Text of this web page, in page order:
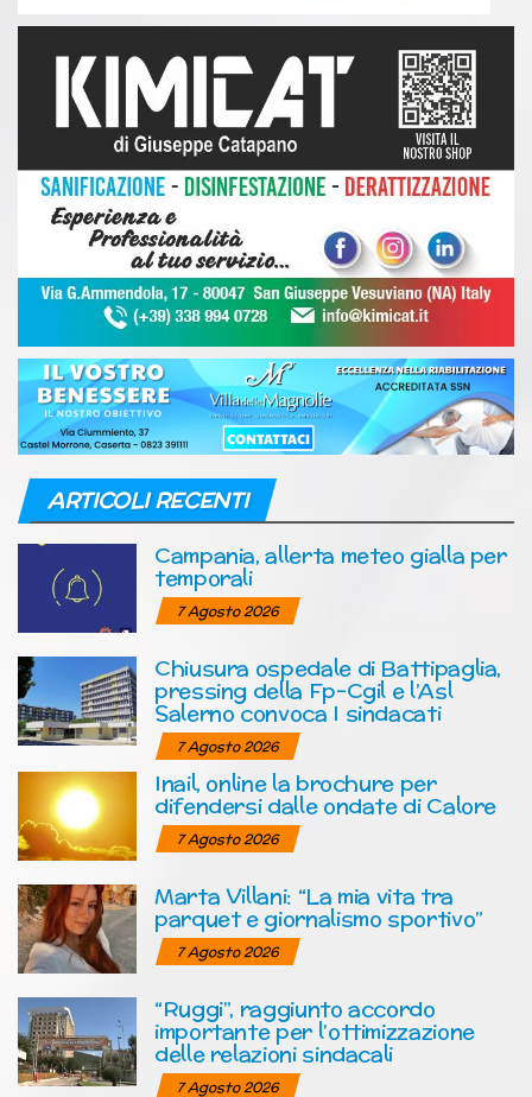
ARTICOLI RECENTI
Campania, allerta meteo gialla per
temporali
7 Agosto 2026
Chiusura ospedale di Battipaglia,
pressing della Fp-Cgil e l’Asl
Salerno convoca I sindacati
7 Agosto 2026
Inail, online la brochure per
difendersi dalle ondate di Calore
7 Agosto 2026
Marta Villani: “La mia vita tra
parquet e giornalismo sportivo”
7 Agosto 2026
“Ruggi”, raggiunto accordo
importante per l’ottimizzazione
delle relazioni sindacali
7 Agosto 2026